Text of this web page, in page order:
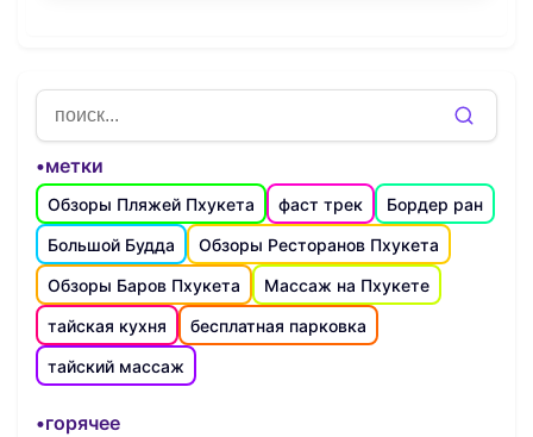
•метки
Обзоры Пляжей Пхукета фаст трек
Бордер ран
Большой Будда
Обзоры Ресторанов Пхукета
Обзоры Баров Пхукета
Массаж на Пхукете
тайская кухня
бесплатная парковка
тайский массаж
•горячее